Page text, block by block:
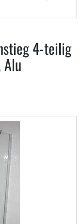
4-teilig